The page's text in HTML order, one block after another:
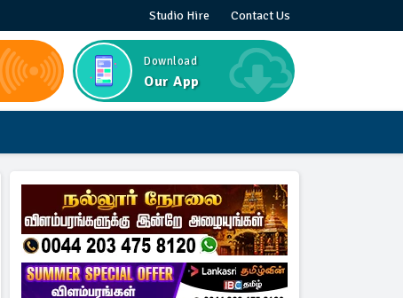
Studio Hire Contact Us
Download
Our App